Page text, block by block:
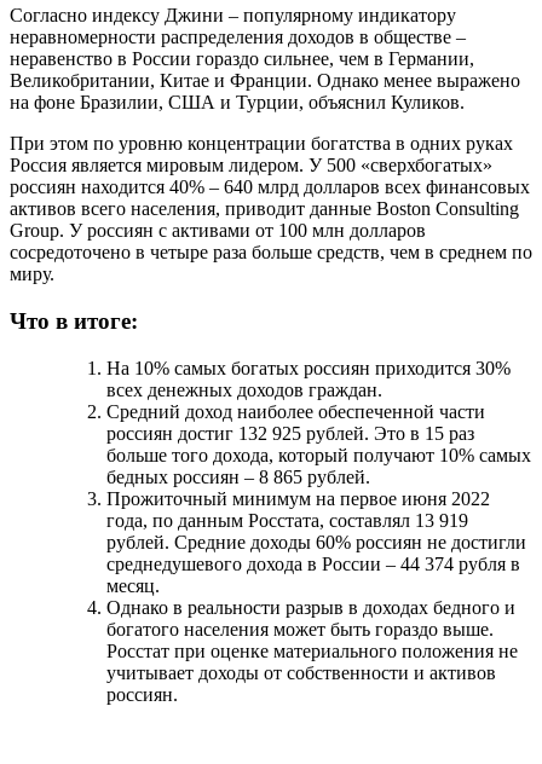
Согласно индексу Джини – популярному индикатору
неравномерности распределения доходов в обществе –
неравенство в России гораздо сильнее, чем в Германии,
Великобритании, Китае и Франции. Однако менее выражено
на фоне Бразилии, США и Турции, объяснил Куликов.
При этом по уровню концентрации богатства в одних руках
Россия является мировым лидером. У 500 «сверхбогатых»
россиян находится 40% – 640 млрд долларов всех финансовых
активов всего населения, приводит данные Boston Consulting
Group. У россиян с активами от 100 млн долларов
сосредоточено в четыре раза больше средств, чем в среднем по
миру.
Что в итоге:
На 10% самых богатых россиян приходится 30%
всех денежных доходов граждан.
Средний доход наиболее обеспеченной части
россиян достиг 132 925 рублей. Это в 15 раз
больше того дохода, который получают 10% самых
бедных россиян – 8 865 рублей.
Прожиточный минимум на первое июня 2022
года, по данным Росстата, составлял 13 919
рублей. Средние доходы 60% россиян не достигли
среднедушевого дохода в России – 44 374 рубля в
месяц.
Однако в реальности разрыв в доходах бедного и
богатого населения может быть гораздо выше.
Росстат при оценке материального положения не
учитывает доходы от собственности и активов
россиян.